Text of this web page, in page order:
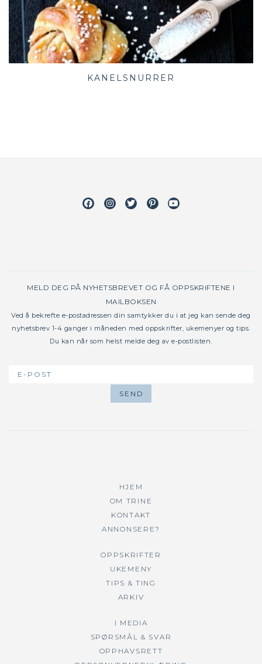
KANELSNURRER
FacebookInstagram
TwitterPinterestYoutube
MELD DEG PÅ NYHETSBREVET OG FÅ OPPSKRIFTENE I
MAILBOKSEN
Ved å bekrefte e-postadressen din samtykker du i at jeg kan sende deg
nyhetsbrev 1-4 ganger i måneden med oppskrifter, ukemenyer og tips.
Du kan når som helst melde deg av e-postlisten.
HJEM
OM TRINE
KONTAKT
ANNONSERE?
OPPSKRIFTER
UKEMENY
TIPS & TING
ARKIV
I MEDIA
SPØRSMÅL & SVAR
OPPHAVSRETT